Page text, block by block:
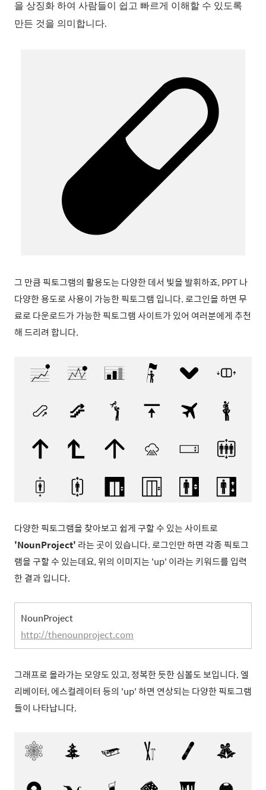
을 상징화 하여 사람들이 쉽고 빠르게 이해할 수 있도록
만든 것을 의미합니다.
그 만큼 픽토그램의 활용도는 다양한 데서 빛을 발휘하죠, PPT 나
다양한 용도로 사용이 가능한 픽토그램 입니다. 로그인을 하면 무
료로 다운로드가 가능한 픽토그램 사이트가 있어 여러분에게 추천
해 드리려 합니다.
다양한 픽토그램을 찾아보고 쉽게 구할 수 있는 사이트로
'NounProject' 라는 곳이 있습니다. 로그인만 하면 각종 픽토그
램을 구할 수 있는데요, 위의 이미지는 'up' 이라는 키워드를 입력
한 결과 입니다.
NounProject
http://thenounproject.com
그래프로 올라가는 모양도 있고, 정복한 듯한 심볼도 보입니다. 엘
리베이터, 에스컬레이터 등의 'up' 하면 연상되는 다양한 픽토그램
들이 나타납니다.